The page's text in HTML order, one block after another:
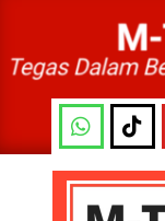
content